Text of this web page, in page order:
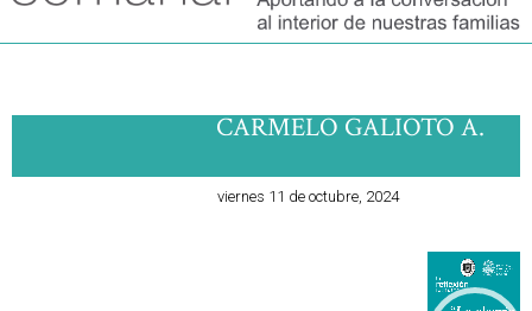
CARMELO GALIOTO A.
viernes 11 de octubre, 2024
de